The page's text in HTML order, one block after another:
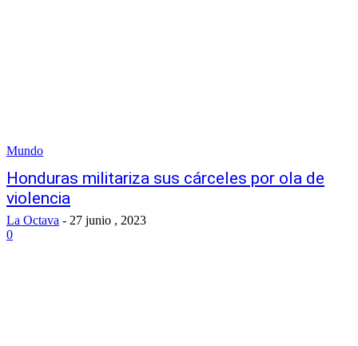
Mundo
Honduras militariza sus cárceles por ola de
violencia
La Octava - 27 junio , 2023
0